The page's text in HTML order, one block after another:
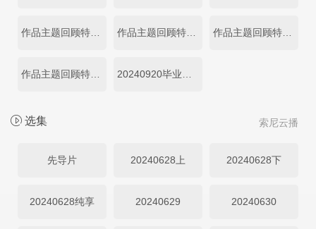
作品主题回顾特辑：青春校园 作品主题回顾特辑：知己友谊
索尼云播
选集
先导片 20240628上 20240628下
20240628纯享 20240629 20240630